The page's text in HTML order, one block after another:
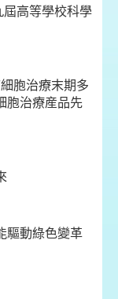
高等學校科學
胞治療末期多
胞治療産品先
驅動綠色變革